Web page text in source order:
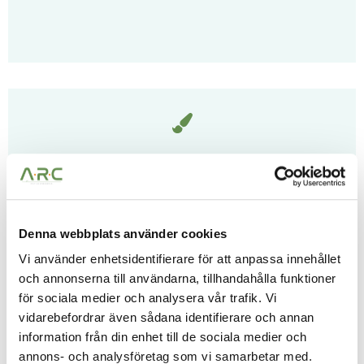
Denna webbplats använder cookies
Vi använder enhetsidentifierare för att anpassa innehållet
och annonserna till användarna, tillhandahålla funktioner
för sociala medier och analysera vår trafik. Vi
vidarebefordrar även sådana identifierare och annan
information från din enhet till de sociala medier och
annons- och analysföretag som vi samarbetar med.
Ser vi till att det är fräscht och rent i era lokaler när
ni tar in kunder och andra intressenter. Vi arbetar
alltid med hållbara produkter och med ett proaktivt
arbetssätt för att effektivisera och spara tid.